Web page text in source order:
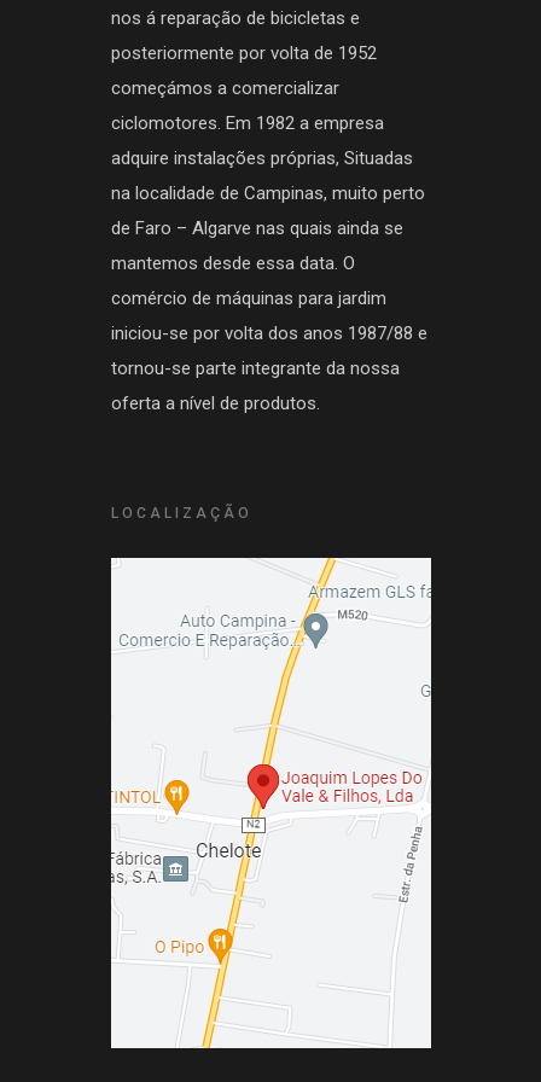
nos á reparação de bicicletas e
posteriormente por volta de 1952
começámos a comercializar
ciclomotores. Em 1982 a empresa
adquire instalações próprias, Situadas
na localidade de Campinas, muito perto
de Faro – Algarve nas quais ainda se
mantemos desde essa data. O
comércio de máquinas para jardim
iniciou-se por volta dos anos 1987/88 e
tornou-se parte integrante da nossa
oferta a nível de produtos.
LOCALIZAÇÃO